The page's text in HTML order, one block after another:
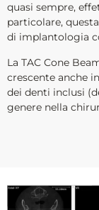
quasi sempre,
particolare,
di implantologia
La TAC Cone
crescente anche
dei denti inclusi
genere nella